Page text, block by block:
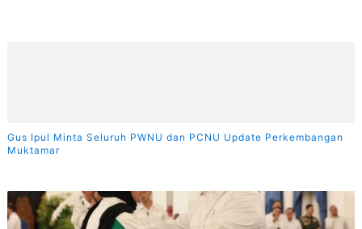
Gus Ipul Minta Seluruh PWNU dan PCNU Update Perkembangan
Muktamar